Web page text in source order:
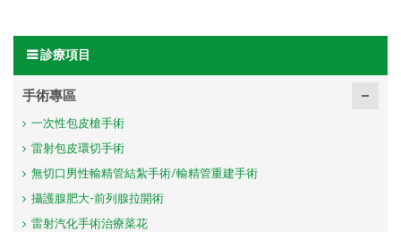
診療項目
手術專區
一次性包皮槍手術
雷射包皮環切手術
無切口男性輸精管結紮手術/輸精管重建手術
攝護腺肥大-前列腺拉開術
雷射汽化手術治療菜花